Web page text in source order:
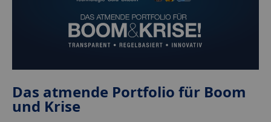
Das atmende Portfolio für Boom
und Krise